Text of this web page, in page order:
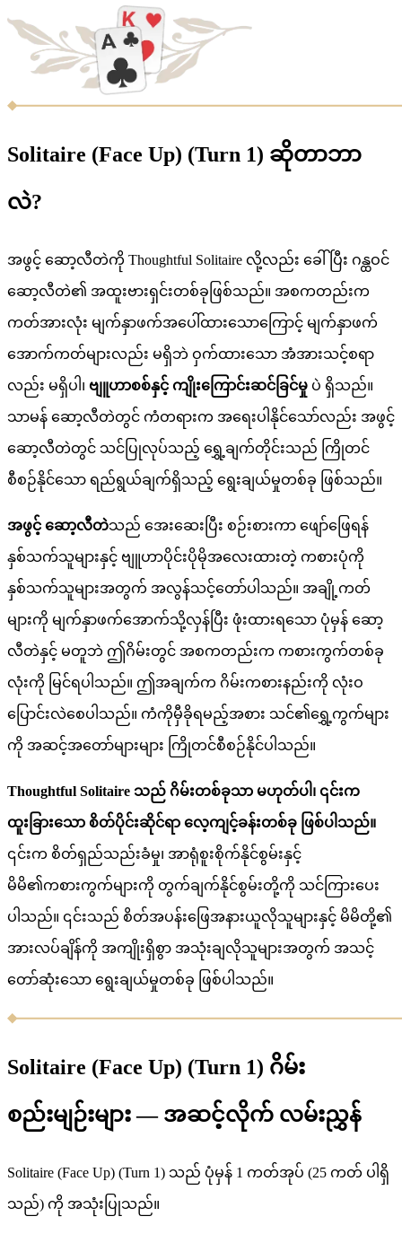
Solitaire (Face Up) (Turn 1) ဆိုတာဘာ
လဲ?
အဖွင့် ဆော့လီတဲကို Thoughtful Solitaire လို့လည်း ခေါ်ပြီး ဂန္ထဝင်
ဆော့လီတဲ၏ အထူးဗားရှင်းတစ်ခုဖြစ်သည်။ အစကတည်းက
ကတ်အားလုံး မျက်နှာဖက်အပေါ်ထားသောကြောင့် မျက်နှာဖက်
အောက်ကတ်များလည်း မရှိဘဲ ဝှက်ထားသော အံအားသင့်စရာ
လည်း မရှိပါ၊ ဗျူဟာစစ်နှင့် ကျိုးကြောင်းဆင်ခြင်မှု ပဲ ရှိသည်။
သာမန် ဆော့လီတဲတွင် ကံတရားက အရေးပါနိုင်သော်လည်း အဖွင့်
ဆော့လီတဲတွင် သင်ပြုလုပ်သည့် ရွှေ့ချက်တိုင်းသည် ကြိုတင်
စီစဉ်နိုင်သော ရည်ရွယ်ချက်ရှိသည့် ရွေးချယ်မှုတစ်ခု ဖြစ်သည်။
အဖွင့် ဆော့လီတဲသည် အေးဆေးပြီး စဉ်းစားကာ ဖျော်ဖြေရန်
နှစ်သက်သူများနှင့် ဗျူဟာပိုင်းပိုမိုအလေးထားတဲ့ ကစားပုံကို
နှစ်သက်သူများအတွက် အလွန်သင့်တော်ပါသည်။ အချို့ကတ်
များကို မျက်နှာဖက်အောက်သို့လှန်ပြီး ဖုံးထားရသော ပုံမှန် ဆော့
လီတဲနှင့် မတူဘဲ ဤဂိမ်းတွင် အစကတည်းက ကစားကွက်တစ်ခု
လုံးကို မြင်ရပါသည်။ ဤအချက်က ဂိမ်းကစားနည်းကို လုံးဝ
ပြောင်းလဲစေပါသည်။ ကံကိုမှီခိုရမည့်အစား သင်၏ရွှေ့ကွက်များ
ကို အဆင့်အတော်များများ ကြိုတင်စီစဉ်နိုင်ပါသည်။
Thoughtful Solitaire သည် ဂိမ်းတစ်ခုသာ မဟုတ်ပါ၊ ၎င်းက
ထူးခြားသော စိတ်ပိုင်းဆိုင်ရာ လေ့ကျင့်ခန်းတစ်ခု ဖြစ်ပါသည်။
၎င်းက စိတ်ရှည်သည်းခံမှု၊ အာရုံစူးစိုက်နိုင်စွမ်းနှင့်
မိမိ၏ကစားကွက်များကို တွက်ချက်နိုင်စွမ်းတို့ကို သင်ကြားပေး
ပါသည်။ ၎င်းသည် စိတ်အပန်းဖြေအနားယူလိုသူများနှင့် မိမိတို့၏
အားလပ်ချိန်ကို အကျိုးရှိစွာ အသုံးချလိုသူများအတွက် အသင့်
တော်ဆုံးသော ရွေးချယ်မှုတစ်ခု ဖြစ်ပါသည်။
Solitaire (Face Up) (Turn 1) ဂိမ်း
စည်းမျဉ်းများ — အဆင့်လိုက် လမ်းညွှန်
Solitaire (Face Up) (Turn 1) သည် ပုံမှန် 1 ကတ်အုပ် (25 ကတ် ပါရှိ
သည်) ကို အသုံးပြုသည်။